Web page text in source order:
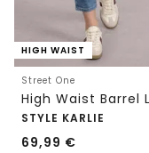
HIGH WAIST
Street One
STYLE KARLIE
69,99 €